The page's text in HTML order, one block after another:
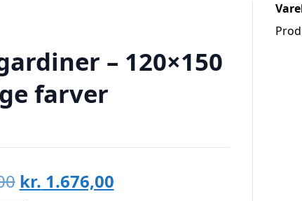
– 120×150
farver
Den
kr. 1.676,00Den